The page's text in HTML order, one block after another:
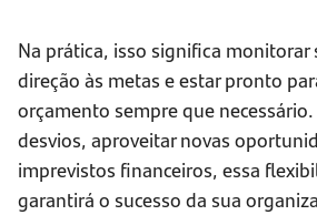
Na prática, isso significa monitorar
direção às metas e estar pronto
orçamento sempre que
desvios, aproveitar novas
imprevistos financeiros, essa
garantirá o sucesso da sua